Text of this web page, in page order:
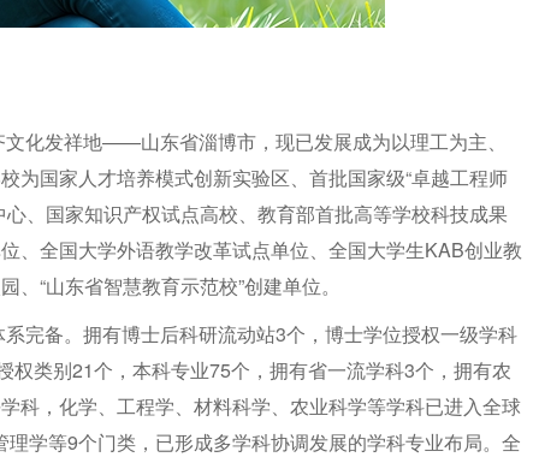
化发祥地——山东省淄博市，现已发展成为以理工为主、
为国家人才培养模式创新实验区、首批国家级“卓越工程师
、国家知识产权试点高校、教育部首批高等学校科技成果
、全国大学外语教学改革试点单位、全国大学生KAB创业教
“山东省智慧教育示范校”创建单位。
完备。拥有博士后科研流动站3个，博士学位授权一级学科
类别21个，本科专业75个，拥有省一流学科3个，拥有农
科，化学、工程学、材料科学、农业科学等学科已进入全球
学等9个门类，已形成多学科协调发展的学科专业布局。全